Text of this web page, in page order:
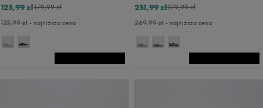
179,99 zł
125,99 zł
132,99 zł- najniższa cena
279,99 zł
251,99 zł
269,99 zł- najniższa cena